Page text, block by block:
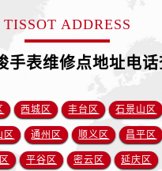
TISSOT ADDRESS
手表维修点地址电话
西城区 丰台区 石景山区
区 通州区 顺义区 昌平区
平谷区 密云区 延庆区